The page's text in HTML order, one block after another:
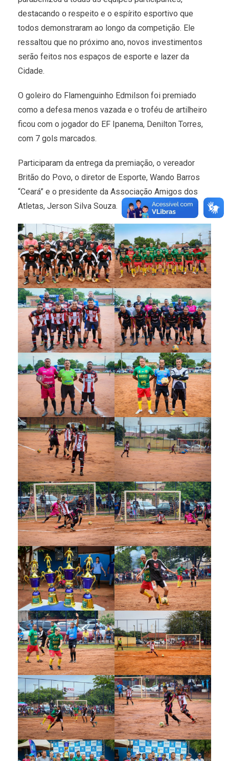
destacando o respeito e o espírito esportivo que
todos demonstraram ao longo da competição. Ele
ressaltou que no próximo ano, novos investimentos
serão feitos nos espaços de esporte e lazer da
Cidade.
O goleiro do Flamenguinho Edmilson foi premiado
como a defesa menos vazada e o troféu de artilheiro
ficou com o jogador do EF Ipanema, Denilton Torres,
com 7 gols marcados.
Participaram da entrega da premiação, o vereador
Britão do Povo, o diretor de Esporte, Wando Barros
“Ceará” e o presidente da Associação Amigos dos
Atletas, Jerson Silva Souza.